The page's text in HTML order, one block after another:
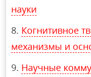
науки
Когнитивное
механизмы и
Научные